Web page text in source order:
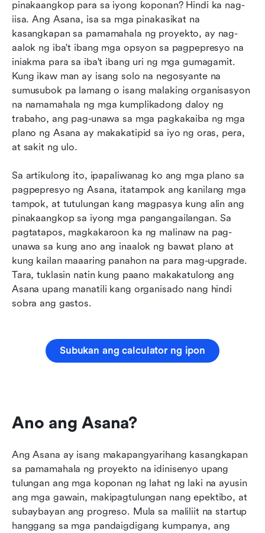
pinakaangkop para sa iyong koponan? Hindi ka nag-
iisa. Ang Asana, isa sa mga pinakasikat na
kasangkapan sa pamamahala ng proyekto, ay nag-
aalok ng iba't ibang mga opsyon sa pagpepresyo na
iniakma para sa iba't ibang uri ng mga gumagamit.
Kung ikaw man ay isang solo na negosyante na
sumusubok pa lamang o isang malaking organisasyon
na namamahala ng mga kumplikadong daloy ng
trabaho, ang pag-unawa sa mga pagkakaiba ng mga
plano ng Asana ay makakatipid sa iyo ng oras, pera,
at sakit ng ulo.
Sa artikulong ito, ipapaliwanag ko ang mga plano sa
pagpepresyo ng Asana, itatampok ang kanilang mga
tampok, at tutulungan kang magpasya kung alin ang
pinakaangkop sa iyong mga pangangailangan. Sa
pagtatapos, magkakaroon ka ng malinaw na pag-
unawa sa kung ano ang inaalok ng bawat plano at
kung kailan maaaring panahon na para mag-upgrade.
Tara, tuklasin natin kung paano makakatulong ang
Asana upang manatili kang organisado nang hindi
sobra ang gastos.
Subukan ang calculator ng ipon
Ano ang Asana?
Ang Asana ay isang makapangyarihang kasangkapan
sa pamamahala ng proyekto na idinisenyo upang
tulungan ang mga koponan ng lahat ng laki na ayusin
ang mga gawain, makipagtulungan nang epektibo, at
subaybayan ang progreso. Mula sa maliliit na startup
hanggang sa mga pandaigdigang kumpanya, ang
kakumpitensya nito?
Mga tip para sa pagpili ng tamang plano ng
Asana
Mga Madalas Itanong
Konklusyon
May kaugnayang pagbasa